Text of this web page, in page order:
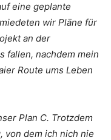
eine geplante
wir Pläne für
an der
fallen, nachdem mein
Route ums Leben
Plan C. Trotzdem
von dem ich nich nie